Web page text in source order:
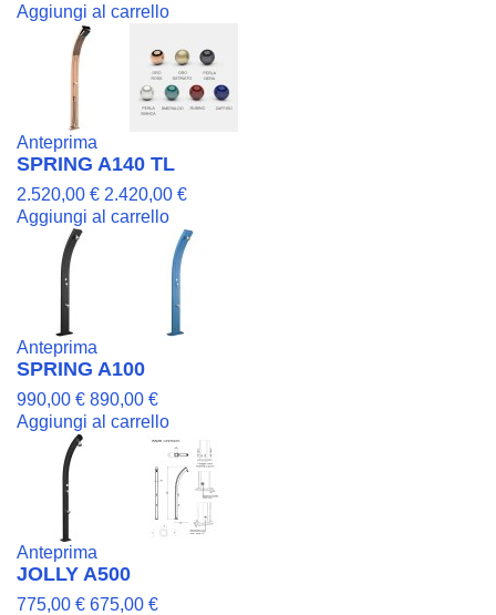
Aggiungi al carrello
Anteprima
SPRING A140 TL
2.520,00 € 2.420,00 €
Aggiungi al carrello
Anteprima
SPRING A100
990,00 € 890,00 €
Aggiungi al carrello
Anteprima
JOLLY A500
775,00 € 675,00 €